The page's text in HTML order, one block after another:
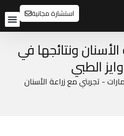
استشارة مجانية
ونتائجها في
الطبي
- تجربتي مع زراعة الأسنان